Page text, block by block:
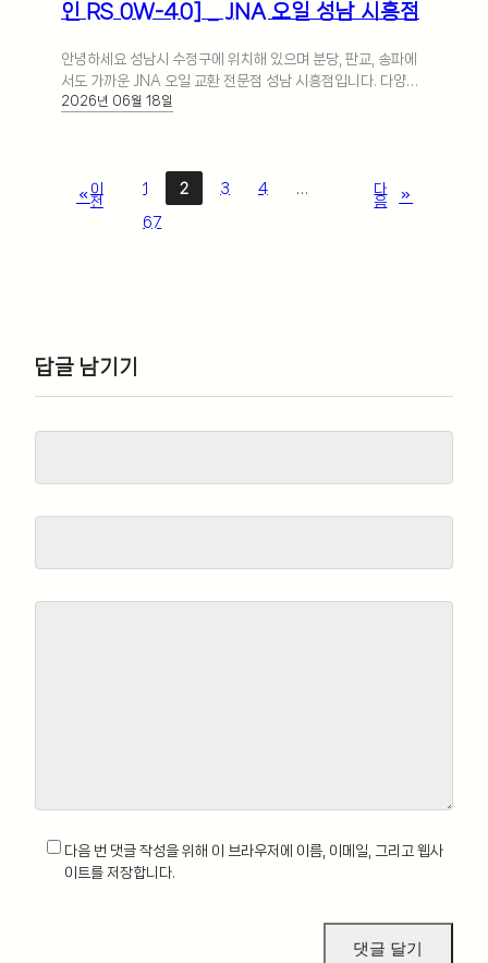
인 RS 0W-40] _ JNA 오일 성남 시흥점
안녕하세요 성남시 수정구에 위치해 있으며 분당, 판교, 송파에
서도 가까운 JNA 오일 교환 전문점 성남 시흥점입니다. 다양한
글로벌 국내외 자동차 브랜드… 더 보기
2026년 06월 18일
이
전
1 2 3 4
67
다
음
답글 남기기
다음 번 댓글 작성을 위해 이 브라우저에 이름, 이메일, 그리고 웹사
이트를 저장합니다.